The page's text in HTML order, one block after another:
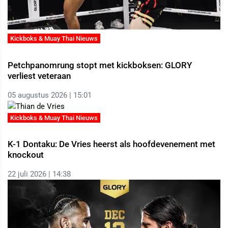
Kickboks & Muay Thai Nieuws
Petchpanomrung stopt met kickboksen: GLORY
verliest veteraan
05 augustus 2026 | 15:01
Kickboks & Muay Thai Nieuws
K-1 Dontaku: De Vries heerst als hoofdevenement met
knockout
22 juli 2026 | 14:38